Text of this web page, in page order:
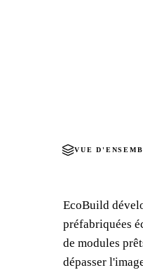
VUE
EcoBuild
préfabriquées
de modules
dépasser